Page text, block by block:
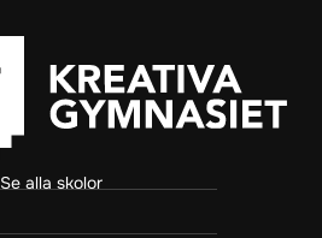
Se alla skolor